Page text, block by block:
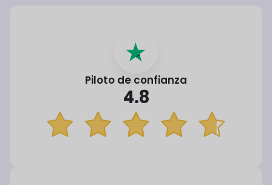
Piloto de confianza
4.8